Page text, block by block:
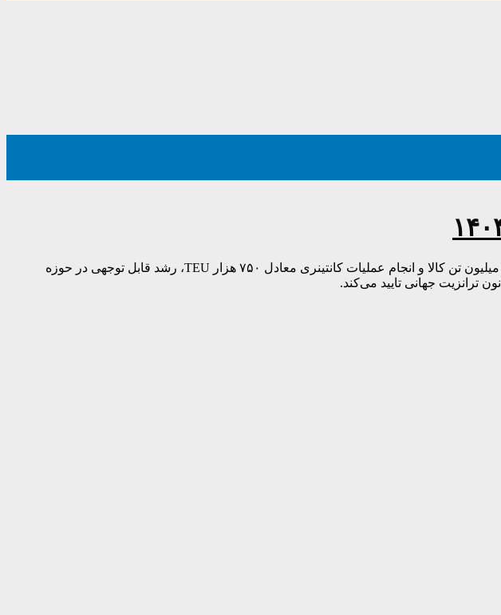
بر اساس آمارهای رسمی، بنادر مالکیتی و حاکمیتی ایران در سه‌ماهه نخست سال ۱۴۰۴، با تخلیه و بارگیری ۵۳ میلیون تن کالا و انجام عملیات کانتینری معادل ۷۵۰ هزار TEU، رشد قابل توجهی در حوزه
ترانزیت جهانی تایید می‌کند.